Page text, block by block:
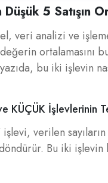
5 Satışın
veri analizi ve
ortalamasını
bu iki işlevin
KÜÇÜK İşlevlerinin
verilen
Bu iki işlevin